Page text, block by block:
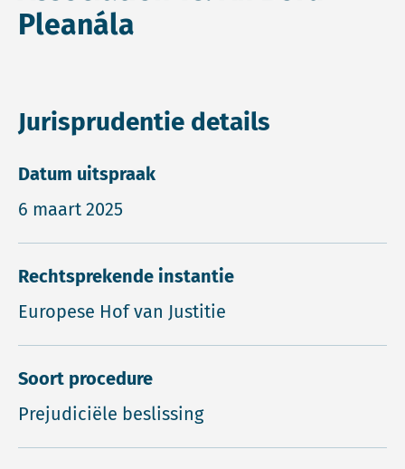
Pleanála
Jurisprudentie details
Datum uitspraak
6 maart 2025
Rechtsprekende instantie
Europese Hof van Justitie
Soort procedure
Prejudiciële beslissing